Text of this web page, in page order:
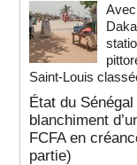
Saint-Louis
État du
blanchiment
FCFA en
partie)